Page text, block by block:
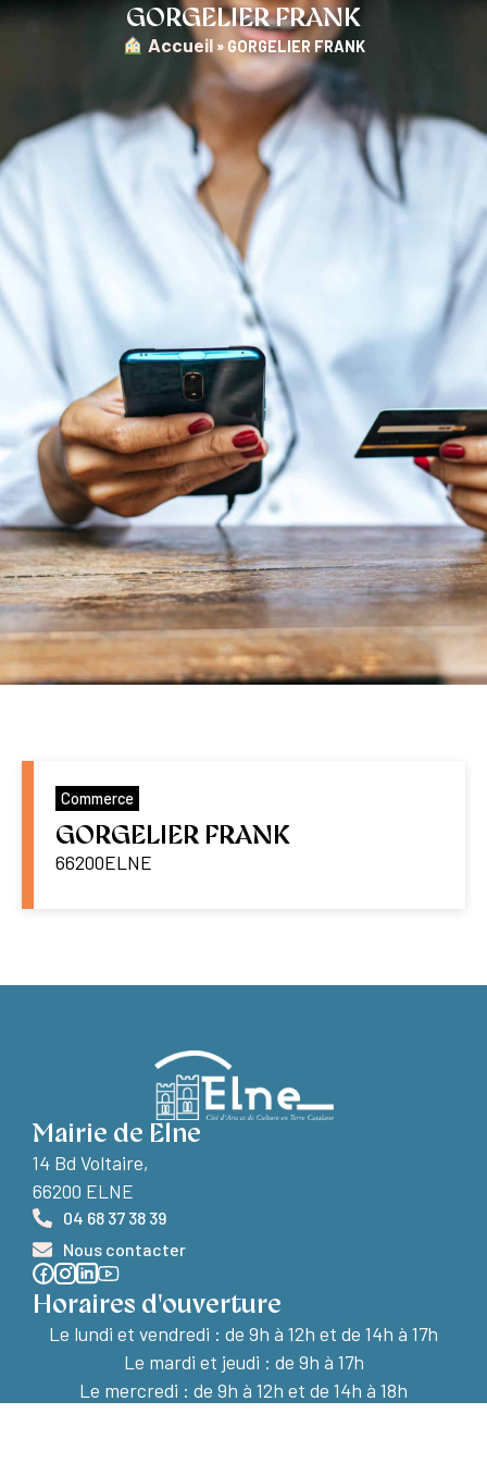
GORGELIER FRANK
︎ Accueil » GORGELIER FRANK
Commerce
GORGELIER FRANK
66200ELNE
Mairie de Elne
14 Bd Voltaire,
66200 ELNE
04 68 37 38 39
Nous contacter
Horaires d'ouverture
Le lundi et vendredi : de 9h à 12h et de 14h à 17h
Le mardi et jeudi : de 9h à 17h
Le mercredi : de 9h à 12h et de 14h à 18h